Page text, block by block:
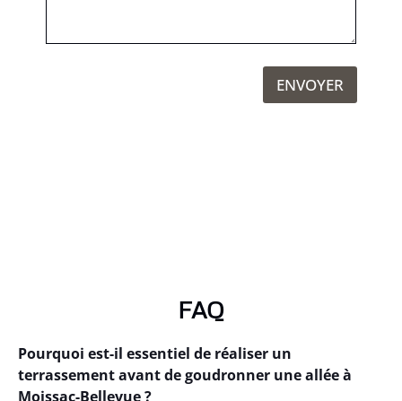
ENVOYER
FAQ
Pourquoi est-il essentiel de réaliser un
terrassement avant de goudronner une allée à
Moissac-Bellevue ?